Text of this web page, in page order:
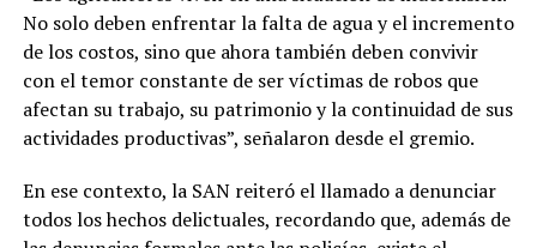
No solo deben enfrentar la falta de agua y el incremento
de los costos, sino que ahora también deben convivir
con el temor constante de ser víctimas de robos que
afectan su trabajo, su patrimonio y la continuidad de sus
actividades productivas”, señalaron desde el gremio.
En ese contexto, la SAN reiteró el llamado a denunciar
todos los hechos delictuales, recordando que, además de